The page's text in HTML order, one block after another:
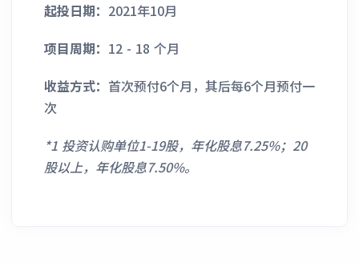
起投日期： 2021年10月
项目周期： 12 - 18 个月
收益方式： 首次预付6个月，其后每6个月预付一
次
*1 投资认购单位1-19股，年化股息7.25%；20
股以上，年化股息7.50%。